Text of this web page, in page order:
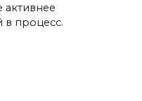
в процесс.